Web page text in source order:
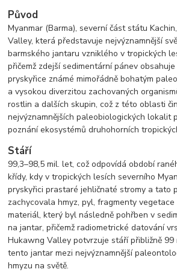
Původ
Myanmar (Barma), severní část státu
Valley, která představuje nejvýznamnější
barmského jantaru vzniklého v tropických
přičemž zdejší sedimentární pánev
pryskyřice známé mimořádně bohatým
a vysokou diverzitou zachovaných
rostlin a dalších skupin, což z této oblasti
nejvýznamnějších paleobiologických lokalit
poznání ekosystémů druhohorních
Stáří
99,3–98,5 mil. let, což odpovídá období
křídy, kdy v tropických lesích severního
pryskyřici prastaré jehličnaté stromy a tato
zachycovala hmyz, pyl, fragmenty
materiál, který byl následně pohřben v
na jantar, přičemž radiometrické datování
Hukawng Valley potvrzuje stáří přibližně
tento jantar mezi nejvýznamnější
hmyzu na světě.